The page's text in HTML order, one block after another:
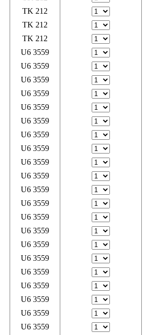
TK 212
TK 212
TK 212
U6 3559
U6 3559
U6 3559
U6 3559
U6 3559
U6 3559
U6 3559
U6 3559
U6 3559
U6 3559
U6 3559
U6 3559
U6 3559
U6 3559
U6 3559
U6 3559
U6 3559
U6 3559
U6 3559
U6 3559
U6 3559